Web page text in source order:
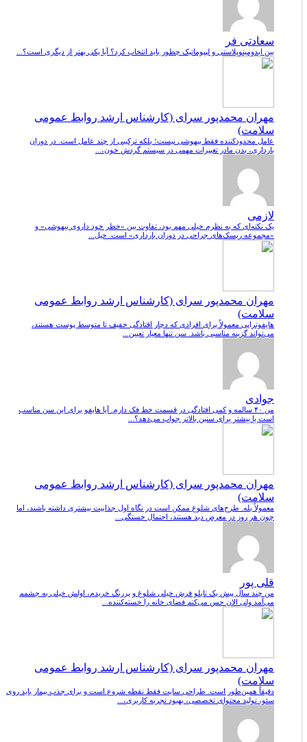
سعادتی فر
بین ابدومینوپلاستی و لیپوماتیک چطور باید انتخاب کرد؟ آیا یکی بهتر از دیگری است؟...
مهران محمدپور سرای (کارشناس ارشد روابط عمومی
سلامت)
عامل محدودکننده فقط بیهوشی نیست؛ بلکه ترکیبی از چند عامل است. در دوران
بارداری، بدن مادر تغییرات مهمی در سیستم گردش خون،...
لازمی
یک نکته‌ای که به نظرم خیلی مهم بود، تفاوت بین «خطر خود داروی بیهوشی» و
«مجموعه ریسک‌های جراحی در دوران بارداری» است. خیل...
مهران محمدپور سرای (کارشناس ارشد روابط عمومی
سلامت)
هایفوتراپی معمولاً برای افرادی که دچار افتادگی خفیف تا متوسط پوست هستند،
می‌تواند گزینه مناسبی باشد. سن تنها معیار تعیین...
جوادی
من ۴۰ سالمه و کمی افتادگی در قسمت خط فک دارم. آیا هایفو برای این سن مناسب
است یا بیشتر برای سنین بالاتر جواب می‌دهد؟...
مهران محمدپور سرای (کارشناس ارشد روابط عمومی
سلامت)
معمولاً بله. طرح‌های شلوغ ممکن است در نگاه اول جذابیت بیشتری داشته باشند، اما
چون هر روز در معرض دید هستند، احتمال خستگی...
قلی پور
من چند سال پیش یک تابلو فرش خیلی شلوغ و پررنگ خریدم، اولش خیلی به چشمم
می‌آمد ولی الان حس می‌کنم فضای خانه را خسته‌کننده...
مهران محمدپور سرای (کارشناس ارشد روابط عمومی
سلامت)
دقیقاً همین‌طور است. طراحی سایت فقط نقطه شروع است و برای جذب بیمار باید روی
سئو، تولید محتوای تخصصی، بهبود تجربه کاربری،...